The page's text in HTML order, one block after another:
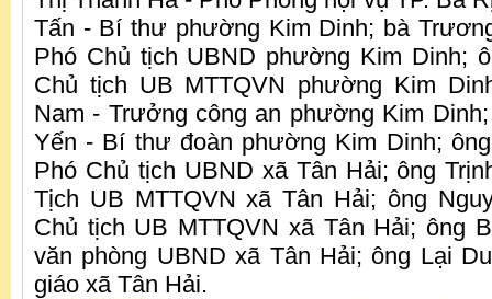
Tấn - Bí thư phường Kim Dinh; bà
Phó Chủ tịch UBND phường Kim Dinh;
Chủ tịch UB MTTQVN phường Kim
Nam - Trưởng công an phường Kim
Yến - Bí thư đoàn phường Kim Dinh;
Phó Chủ tịch UBND xã Tân Hải; ông
Tịch UB MTTQVN xã Tân Hải; ông
Chủ tịch UB MTTQVN xã Tân Hải; ông
văn phòng UBND xã Tân Hải; ông Lại
giáo xã Tân Hải.